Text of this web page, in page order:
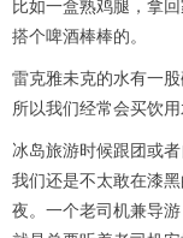
比如一盒熟鸡腿，拿
搭个啤酒棒棒的。
雷克雅未克的水有一
所以我们经常会买饮用
冰岛旅游时候跟团或
我们还是不太敢在漆
夜。一个老司机兼导